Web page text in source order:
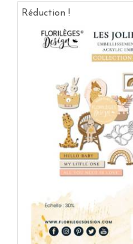
Réduction !